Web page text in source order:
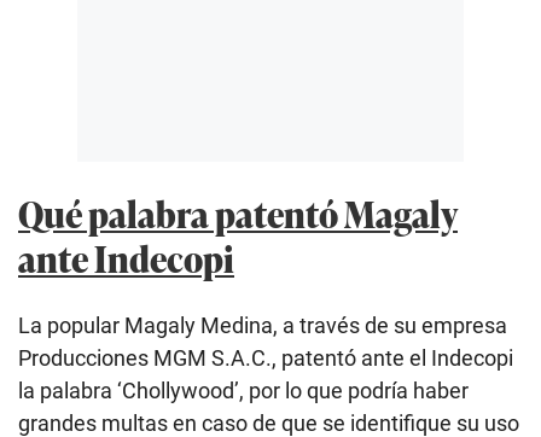
Qué palabra patentó Magaly
ante Indecopi
La popular Magaly Medina, a través de su empresa
Producciones MGM S.A.C., patentó ante el Indecopi
la palabra ‘Chollywood’, por lo que podría haber
grandes multas en caso de que se identifique su uso